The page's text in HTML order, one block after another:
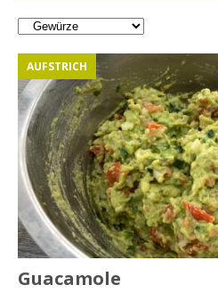
Guacamole
AUFSTRICH